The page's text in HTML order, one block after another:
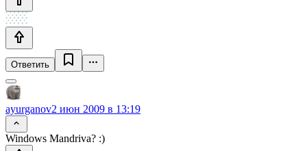
Ответить
ayurganov2 июн 2009 в 13:19
Windows Mandriva? :)